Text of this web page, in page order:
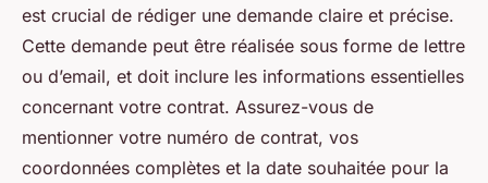
est crucial de rédiger une demande claire et précise.
Cette demande peut être réalisée sous forme de lettre
ou d’email, et doit inclure les informations essentielles
concernant votre contrat. Assurez-vous de
mentionner votre numéro de contrat, vos
coordonnées complètes et la date souhaitée pour la